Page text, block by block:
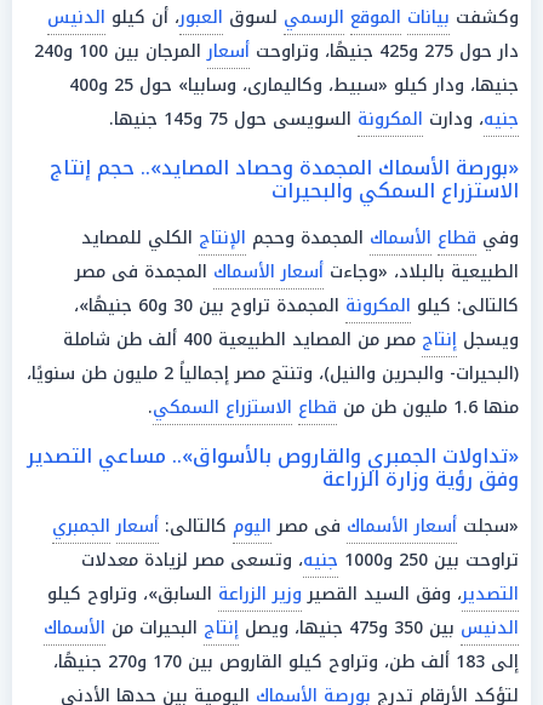
وكشفت بيانات الموقع الرسمي لسوق العبور، أن كيلو الدنيس
دار حول 275 و425 جنيهًا، وتراوحت
أسعار
المرجان بين 100 و240
جنيها، ودار كيلو «سبيط، وكاليمارى، وسابيا» حول 25 و400
جنيه، ودارت المكرونة السويسى حول 75 و145 جنيها.
«بورصة الأسماك المجمدة وحصاد المصايد».. حجم إنتاج
الاستزراع السمكي والبحيرات
وفي قطاع الأسماك المجمدة وحجم الإنتاج الكلي للمصايد
الطبيعية بالبلاد، «وجاءت أسعار الأسماك المجمدة فى مصر
كالتالى: كيلو المكرونة
المجمدة تراوح بين 30 و60 جنيهًا»،
ويسجل إنتاج
مصر من المصايد الطبيعية 400 ألف طن شاملة
(البحيرات- والبحرين والنيل)، وتنتج مصر إجمالياً 2 مليون طن سنويًا،
منها 1.6 مليون طن من
قطاع الاستزراع السمكي.
«تداولات الجمبري والقاروص بالأسواق».. مساعي التصدير
وفق رؤية وزارة الزراعة
«سجلت أسعار الأسماك فى مصراليوم كالتالى: أسعار الجمبري
تراوحت بين 250 و1000
جنيه، وتسعى مصر لزيادة معدلات
التصدير، وفق السيد القصيروزير الزراعة السابق»، وتراوح كيلو
الدنيس بين 350 و475 جنيها، ويصل إنتاج البحيرات من الأسماك
إلى 183 ألف طن، وتراوح كيلو القاروص بين 170 و270 جنيهًا،
لتؤكد الأرقام تدرج بورصة الأسماك اليومية بين حدها الأدنى